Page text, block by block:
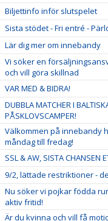
Biljettinfo inför slutspelet
Sista stödet - Fri entré -
Lär dig mer om innebandy
Vi söker en
och vill göra skillnad
VAR MED & BIDRA!
DUBBLA MATCHER I
PÅSKLOVSCAMPER!
Välkommen på innebandy
måndag till fredag!
SSL & AW, SISTA CHANSEN
9/2, lättade restriktioner -
Nu söker vi pojkar födda
aktiv fritid!
Är du kvinna och vill få